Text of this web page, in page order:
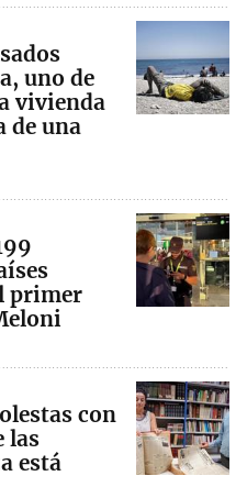
uno de
vivienda
de una
primer
con
las
está